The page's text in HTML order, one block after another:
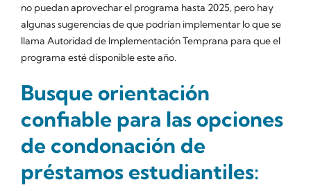
no puedan aprovechar el programa hasta 2025, pero hay
algunas sugerencias de que podrían implementar lo que se
llama Autoridad de Implementación Temprana para que el
programa esté disponible este año.
Busque orientación
confiable para las opciones
de condonación de
préstamos estudiantiles: